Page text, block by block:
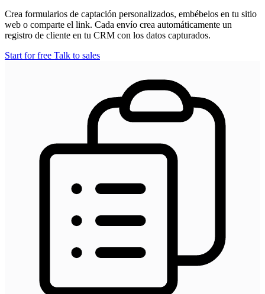
Crea formularios de captación personalizados, embébelos en tu sitio
web o comparte el link. Cada envío crea automáticamente un
registro de cliente en tu CRM con los datos capturados.
Start for free Talk to sales